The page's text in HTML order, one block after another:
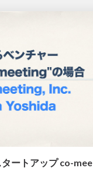
タートアップ co-